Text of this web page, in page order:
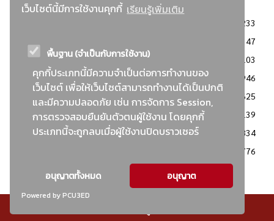
เว็บไซต์นี้มีการใช้งานคุกกี้ เรียนรู้เพิ่มเติม
พื้นฐาน (จำเป็นกับการใช้งาน)
คุกกี้ประเภทนี้มีความจำเป็นต่อการทำงานของ
เว็บไซต์ เพื่อให้เว็บไซต์สามารถทำงานได้เป็นปกติ
และมีความปลอดภัย เช่น การจัดการ Session,
การตรวจสอบยืนยันตัวตนผู้ใช้งาน โดยคุกกี้
ประเภทนี้จะถูกลบเมื่อผู้ใช้งานปิดบราวเซอร์
อนุญาตทั้งหมด อนุญาต
Powered by PCU3ED
3233
2347
: วิธีเฉพาะเจาะจง
2103
ข่าวสาร/ประกาศ
1946
: เอกสารส่งเสริมความโปร่งใสในการจัดซื้อจัดจ้าง
1625
ข่าวสารจัดซื้อจัดจ้าง
1139
: แผนการจัดซื้อจัดจ้าง
834
776